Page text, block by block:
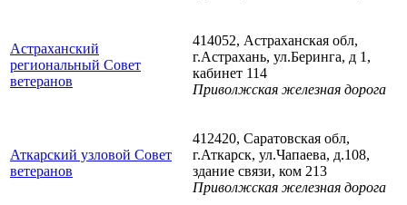
Астраханский
региональный Совет
ветеранов
414052, Астраханская обл,
г.Астрахань, ул.Беринга, д 1,
кабинет 114
Приволжская железная дорога
Аткарский узловой Совет
ветеранов
412420, Саратовская обл,
г.Аткарск, ул.Чапаева, д.108,
здание связи, ком 213
Приволжская железная дорога